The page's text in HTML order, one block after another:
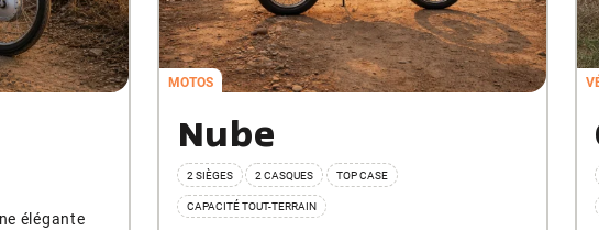
élégante
MOTOS
Nube
2 SIÈGES 2 CASQUES TOP CASE
CAPACITÉ TOUT-TERRAIN